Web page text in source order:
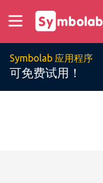
Symbolab 应用程序
可免费试用！